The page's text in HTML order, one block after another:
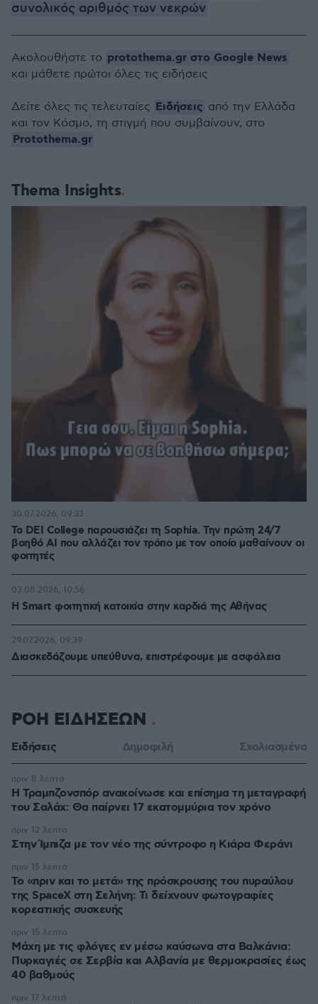
συνολικός αριθμός των νεκρών
Thema Insights
Το DEI College παρουσιάζει τη Sophia. Την πρώτη 24/7
βοηθό AI που αλλάζει τον τρόπο με τον οποίο μαθαίνουν οι
φοιτητές
30.07.2026, 09:33
Η Smart φοιτητική κατοικία στην καρδιά της Αθήνας
03.08.2026, 10:56
Διασκεδάζουμε υπεύθυνα, επιστρέφουμε με ασφάλεια
29.07.2026, 09:39
Ακολουθήστε το protothema.gr στο Google News
και μάθετε πρώτοι όλες τις ειδήσεις
Δείτε όλες τις τελευταίες Ειδήσεις από την Ελλάδα
και τον Κόσμο, τη στιγμή που συμβαίνουν, στο
Protothema.gr
ΡΟΗ ΕΙΔΗΣΕΩΝ
Ειδήσεις Δημοφιλή Σχολιασμένα
Η Τραμπζονσπόρ ανακοίνωσε και επίσημα τη μεταγραφή
του Σαλάχ: Θα παίρνει 17 εκατομμύρια τον χρόνο
πριν 8 λεπτά
Στην Ίμπιζα με τον νέο της σύντροφο η Κιάρα Φεράνι
πριν 12 λεπτά
Το «πριν και το μετά» της πρόσκρουσης του πυραύλου
της SpaceX στη Σελήνη: Τι δείχνουν φωτογραφίες
κορεατικής συσκευής
πριν 15 λεπτά
Μάχη με τις φλόγες εν μέσω καύσωνα στα Βαλκάνια:
Πυρκαγιές σε Σερβία και Αλβανία με θερμοκρασίες έως
40 βαθμούς
πριν 15 λεπτά
πριν 17 λεπτά